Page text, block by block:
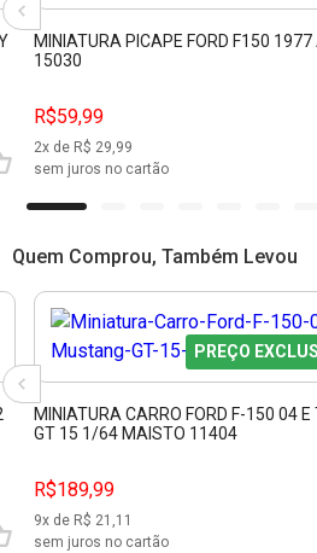
MINIATURA PICAPE FORD F150
15030
R$59,99
2x de R$ 29,99
sem juros no cartão
Quem Comprou, Também Levou
PREÇO
MINIATURA CARRO FORD F-150 04
GT 15 1/64 MAISTO 11404
R$189,99
9x de R$ 21,11
sem juros no cartão